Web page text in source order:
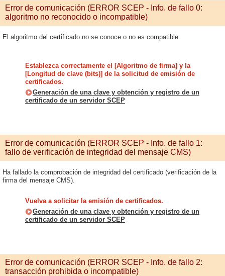
Error de comunicación (ERROR SCEP - Info. de fallo 0:
algoritmo no reconocido o incompatible)
El algoritmo del certificado no se conoce o no es compatible.
Establezca correctamente el [Algoritmo de firma] y la
[Longitud de clave (bits)] de la solicitud de emisión de
certificados.
Generación de una clave y obtención y registro de un
certificado de un servidor SCEP
Error de comunicación (ERROR SCEP - Info. de fallo 1:
fallo de verificación de integridad del mensaje CMS)
Ha fallado la comprobación de integridad del certificado (verificación de la
firma del mensaje CMS).
Vuelva a solicitar la emisión de certificados.
Generación de una clave y obtención y registro de un
certificado de un servidor SCEP
Error de comunicación (ERROR SCEP - Info. de fallo 2:
transacción prohibida o incompatible)